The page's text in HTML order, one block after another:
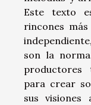
Este texto
rincones
son la
productores
para crear
sus visiones